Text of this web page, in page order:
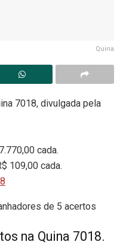
Quina
7018, divulgada pela
cada.
109,00 cada.
de 5 acertos
na Quina 7018.